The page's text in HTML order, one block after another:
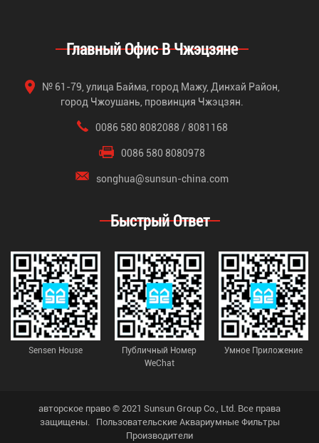
Главный Офис В Чжэцзяне
№ 61-79, улица Байма, город Мажу, Динхай Район,
город Чжоушань, провинция Чжэцзян.
0086 580 8082088 / 8081168
0086 580 8080978
songhua@sunsun-china.com
Быстрый Ответ
Sensen House
Публичный Номер
WeChat
Умное Приложение
авторское право © 2021 Sunsun Group Co., Ltd. Все права
защищены. Пользовательские Аквариумные Фильтры
Производители